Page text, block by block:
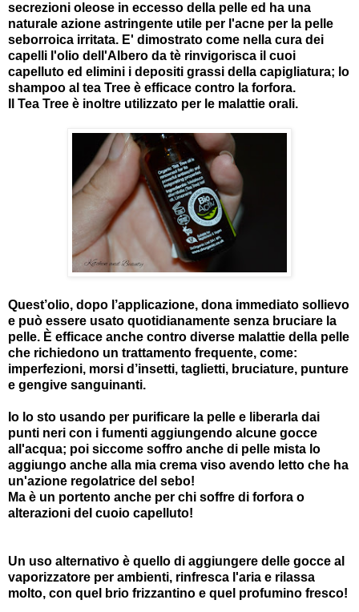
secrezioni oleose in eccesso della pelle ed ha una
naturale azione astringente utile per l'acne per la pelle
seborroica irritata. E' dimostrato come nella cura dei
capelli l'olio dell'Albero da tè rinvigorisca il cuoi
capelluto ed elimini i depositi grassi della capigliatura; lo
shampoo al tea Tree è efficace contro la forfora.
Il Tea Tree è inoltre utilizzato per le malattie orali.
Quest’olio, dopo l’applicazione, dona immediato sollievo
e può essere usato quotidianamente senza bruciare la
pelle. È efficace anche contro diverse malattie della pelle
che richiedono un trattamento frequente, come:
imperfezioni, morsi d’insetti, taglietti, bruciature, punture
e gengive sanguinanti.
Io lo sto usando per purificare la pelle e liberarla dai
punti neri con i fumenti aggiungendo alcune gocce
all'acqua; poi siccome soffro anche di pelle mista lo
aggiungo anche alla mia crema viso avendo letto che ha
un'azione regolatrice del sebo!
Ma è un portento anche per chi soffre di forfora o
alterazioni del cuoio capelluto!
Un uso alternativo è quello di aggiungere delle gocce al
vaporizzatore per ambienti, rinfresca l'aria e rilassa
molto, con quel brio frizzantino e quel profumino fresco!